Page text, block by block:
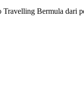
Travelling Bermula dari